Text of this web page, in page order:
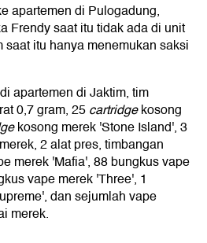
apartemen di Pulogadung,
Frendy saat itu tidak ada di unit
saat itu hanya menemukan saksi
apartemen di Jaktim, tim
0,7 gram, 25cartridgekosong
kosong merek 'Stone Island', 3
2 alat pres, timbangan
merek 'Mafia', 88 bungkus vape
vape merek 'Three', 1
dan sejumlah vape
merek.